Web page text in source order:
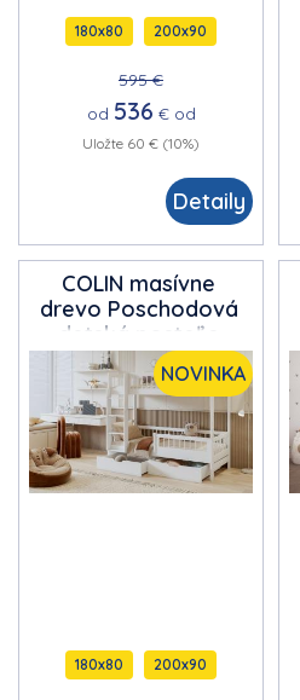
180x80 200x90
595 €
od 536 € od
Uložte 60 € (10%)
Detaily
NOVINKA
COLIN masívne
drevo Poschodová
detská posteľ s
úložným priestorom
na posteľnú bielizeň
180x80 200x90